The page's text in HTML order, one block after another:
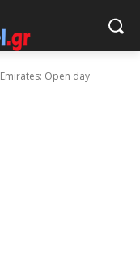
Emirates: Open day